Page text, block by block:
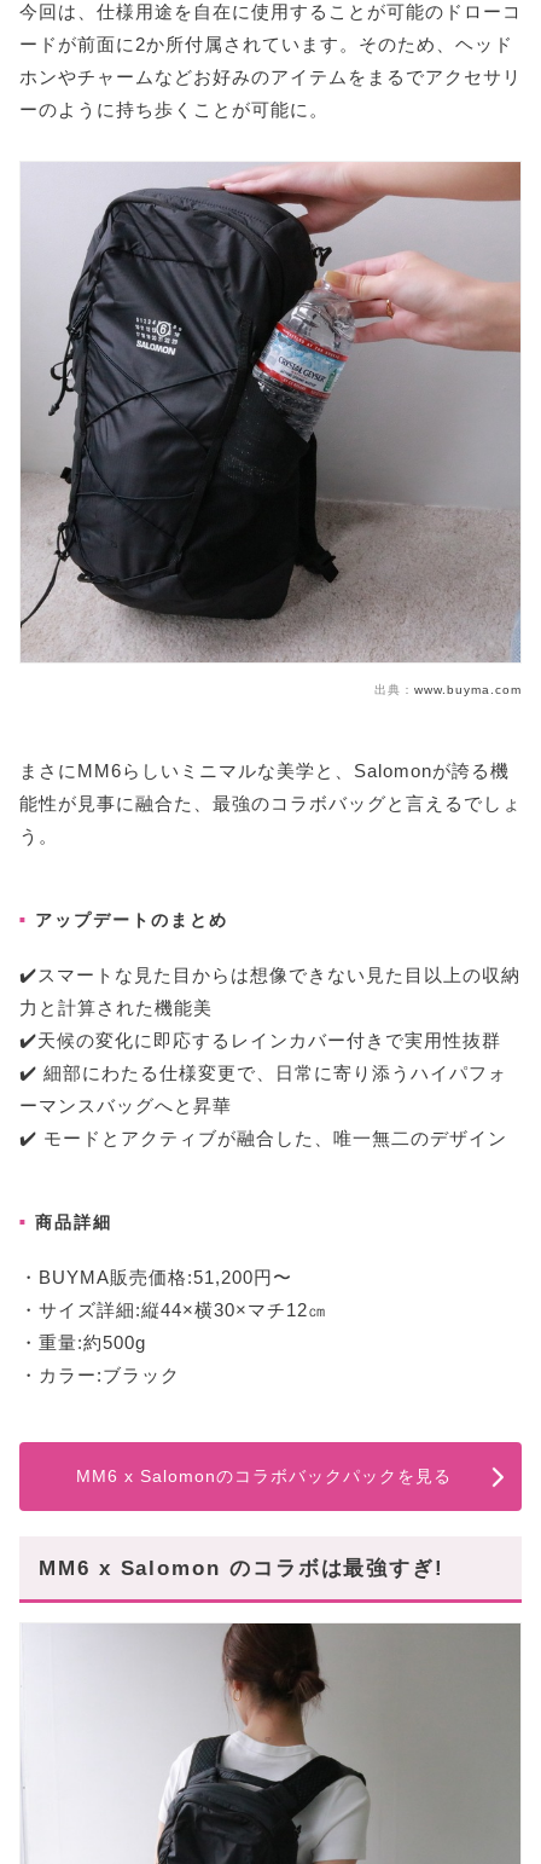
今回は、仕様用途を自在に使用することが可能のドローコ
ードが前面に2か所付属されています。そのため、ヘッド
ホンやチャームなどお好みのアイテムをまるでアクセサリ
ーのように持ち歩くことが可能に。
出典： www.buyma.com
まさにMM6らしいミニマルな美学と、Salomonが誇る機
能性が見事に融合た、最強のコラボバッグと言えるでしょ
う。
アップデートのまとめ
✔️スマートな見た目からは想像できない見た目以上の収納
力と計算された機能美
✔️天候の変化に即応するレインカバー付きで実用性抜群
✔️ 細部にわたる仕様変更で、日常に寄り添うハイパフォ
ーマンスバッグへと昇華
✔️ モードとアクティブが融合した、唯一無二のデザイン
商品詳細
・BUYMA販売価格:51,200円〜
・サイズ詳細:縦44×横30×マチ12㎝
・重量:約500g
・カラー:ブラック
MM6 x Salomonのコラボバックパックを見る
MM6 x Salomon のコラボは最強すぎ!